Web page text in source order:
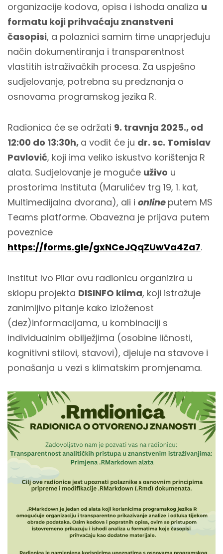
organizacije kodova, opisa i ishoda analiza u
formatu koji prihvaćaju znanstveni
časopisi, a polaznici samim time unaprjeđuju
način dokumentiranja i transparentnost
vlastitih istraživačkih procesa. Za uspješno
sudjelovanje, potrebna su predznanja o
osnovama programskog jezika R.
Radionica će se održati 9. travnja 2025., od
12:00 do 13:30h, a vodit će ju dr. sc. Tomislav
Pavlović, koji ima veliko iskustvo korištenja R
alata. Sudjelovanje je moguće uživo u
prostorima Instituta (Marulićev trg 19, 1. kat,
Multimedijalna dvorana), ali i online putem MS
Teams platforme. Obavezna je prijava putem
poveznice
https://forms.gle/gxNCeJQqZUwVa4Za7.
Institut Ivo Pilar ovu radionicu organizira u
sklopu projekta DISINFO klima, koji istražuje
zanimljivo pitanje kako izloženost
(dez)informacijama, u kombinaciji s
individualnim obilježjima (osobine ličnosti,
kognitivni stilovi, stavovi), djeluje na stavove i
ponašanja u vezi s klimatskim promjenama.